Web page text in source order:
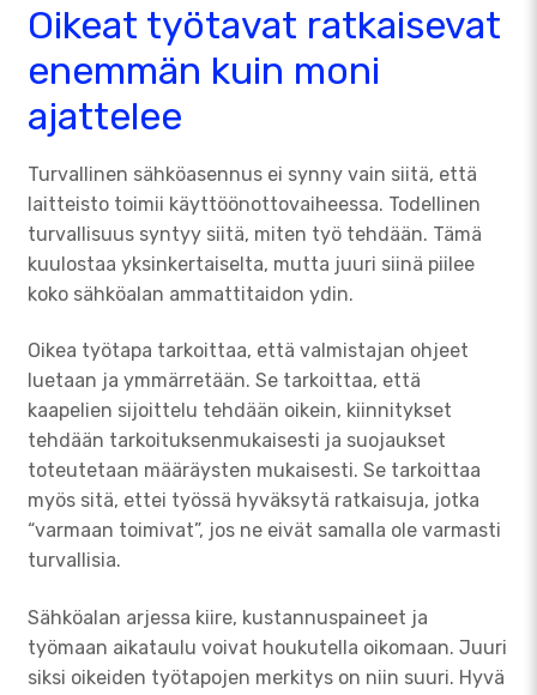
Oikeat työtavat ratkaisevat
enemmän kuin moni
ajattelee
Turvallinen sähköasennus ei synny vain siitä, että
laitteisto toimii käyttöönottovaiheessa. Todellinen
turvallisuus syntyy siitä, miten työ tehdään. Tämä
kuulostaa yksinkertaiselta, mutta juuri siinä piilee
koko sähköalan ammattitaidon ydin.
Oikea työtapa tarkoittaa, että valmistajan ohjeet
luetaan ja ymmärretään. Se tarkoittaa, että
kaapelien sijoittelu tehdään oikein, kiinnitykset
tehdään tarkoituksenmukaisesti ja suojaukset
toteutetaan määräysten mukaisesti. Se tarkoittaa
myös sitä, ettei työssä hyväksytä ratkaisuja, jotka
“varmaan toimivat”, jos ne eivät samalla ole varmasti
turvallisia.
Sähköalan arjessa kiire, kustannuspaineet ja
työmaan aikataulu voivat houkutella oikomaan. Juuri
siksi oikeiden työtapojen merkitys on niin suuri. Hyvä